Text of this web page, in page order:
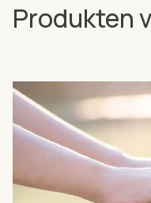
Produkten